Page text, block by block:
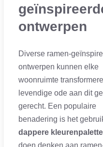
ontwerpen
Diverse ramen-
ontwerpen kunnen elke
woonruimte
levendige ode aan dit
gerecht. Een populaire
benadering is het
dappere
doen denken aan